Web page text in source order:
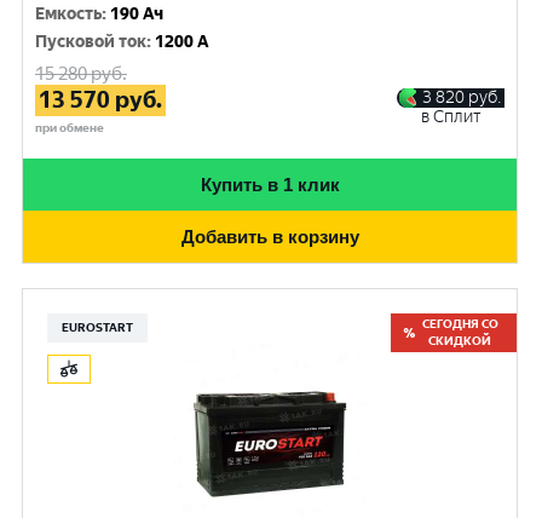
Емкость: 190 Ач
Пусковой ток: 1200 A
15 280руб.
13 570 руб.
при обмене
3 820 руб.
в Сплит
Купить в 1 клик
Добавить в корзину
EUROSTART
СЕГОДНЯ СО
СКИДКОЙ